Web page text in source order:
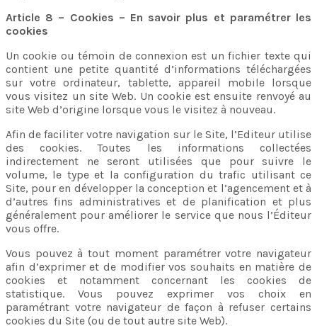
Article 8 – Cookies – En savoir plus et paramétrer les
cookies
Un cookie ou témoin de connexion est un fichier texte qui
contient une petite quantité d’informations téléchargées
sur votre ordinateur, tablette, appareil mobile lorsque
vous visitez un site Web. Un cookie est ensuite renvoyé au
site Web d’origine lorsque vous le visitez à nouveau.
Afin de faciliter votre navigation sur le Site, l’Editeur utilise
des cookies. Toutes les informations collectées
indirectement ne seront utilisées que pour suivre le
volume, le type et la configuration du trafic utilisant ce
Site, pour en développer la conception et l’agencement et à
d’autres fins administratives et de planification et plus
généralement pour améliorer le service que nous l’Éditeur
vous offre.
Vous pouvez à tout moment paramétrer votre navigateur
afin d’exprimer et de modifier vos souhaits en matière de
cookies et notamment concernant les cookies de
statistique. Vous pouvez exprimer vos choix en
paramétrant votre navigateur de façon à refuser certains
cookies du Site (ou de tout autre site Web).